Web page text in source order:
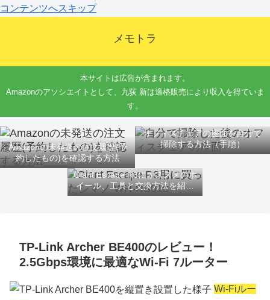
コンテンツへスキップ
メモトラ
本サイトは広告が含まれます。
Amazonのアソシエイトとして、九荻 新は適格販売により収入を得ていま
す。
Amazonの未発送の注文履歴(予
約したもの)を確認する方法
オフィスチェアの座面を自分で
掃除する方法（手順）
Giant Escape R3にオススメのホ
イール、工具と交換方法を紹介
するよ
TP-Link Archer BE400のレビュー！
2.5Gbps環境に最適なWi-Fi 7ルーター
Wi-Fiルー